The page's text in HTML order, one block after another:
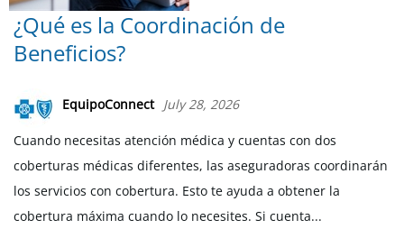
¿Qué es la Coordinación de
Beneficios?
EquipoConnect July 28, 2026
Cuando necesitas atención médica y cuentas con dos
coberturas médicas diferentes, las aseguradoras coordinarán
los servicios con cobertura. Esto te ayuda a obtener la
cobertura máxima cuando lo necesites. Si cuenta...